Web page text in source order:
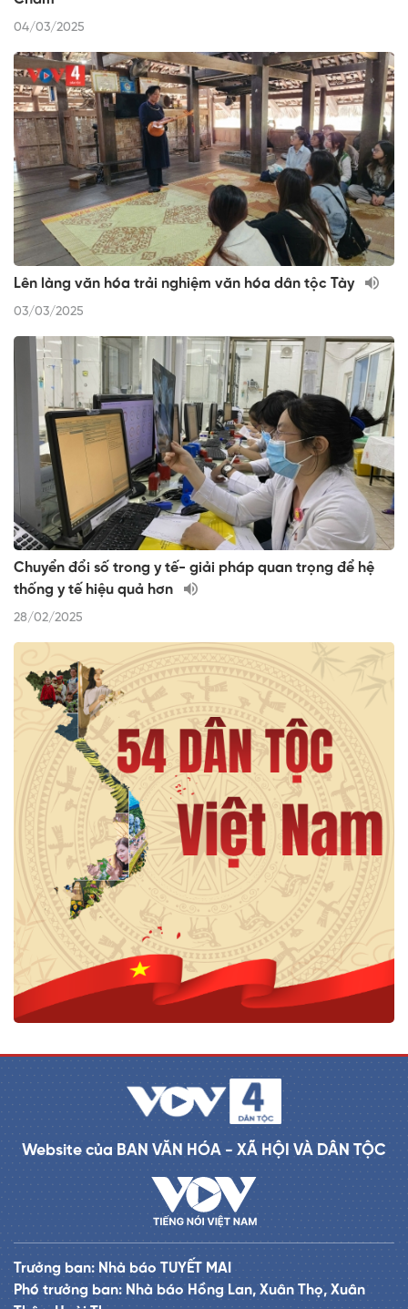
04/03/2025
Lên làng văn hóa trải nghiệm văn hóa dân tộc Tày
03/03/2025
Chuyển đổi số trong y tế- giải pháp quan trọng để hệ
thống y tế hiệu quả hơn
28/02/2025
Website của BAN VĂN HÓA - XÃ HỘI VÀ DÂN TỘC
Trưởng ban: Nhà báo TUYẾT MAI
Phó trưởng ban: Nhà báo Hồng Lan, Xuân Thọ, Xuân